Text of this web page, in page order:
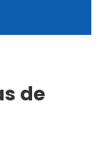
de